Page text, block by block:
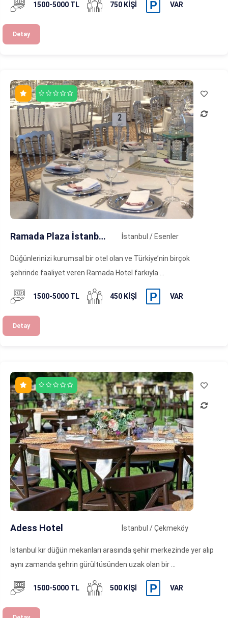
1500-5000 TL 750 KIŞI VAR
Detay
Ramada Plaza İstanbul Tekstilkent İstanbul / Esenler
Düğünlerinizi kurumsal bir otel olan ve Türkiye’nin birçok
şehrinde faaliyet veren Ramada Hotel farkıyla ...
1500-5000 TL 450 KIŞI VAR
Detay
Adess Hotel İstanbul / Çekmeköy
İstanbul kır düğün mekanları arasında şehir merkezinde yer alıp
aynı zamanda şehrin gürültüsünden uzak olan bir ...
1500-5000 TL 500 KIŞI VAR